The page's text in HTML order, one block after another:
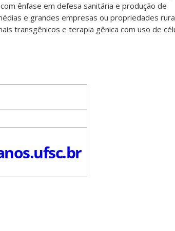
ênfase em defesa sanitária e produção de
e grandes empresas ou propriedades
transgênicos e terapia gênica com uso de